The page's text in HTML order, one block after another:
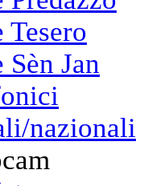
Tesero
Jan
nazionali